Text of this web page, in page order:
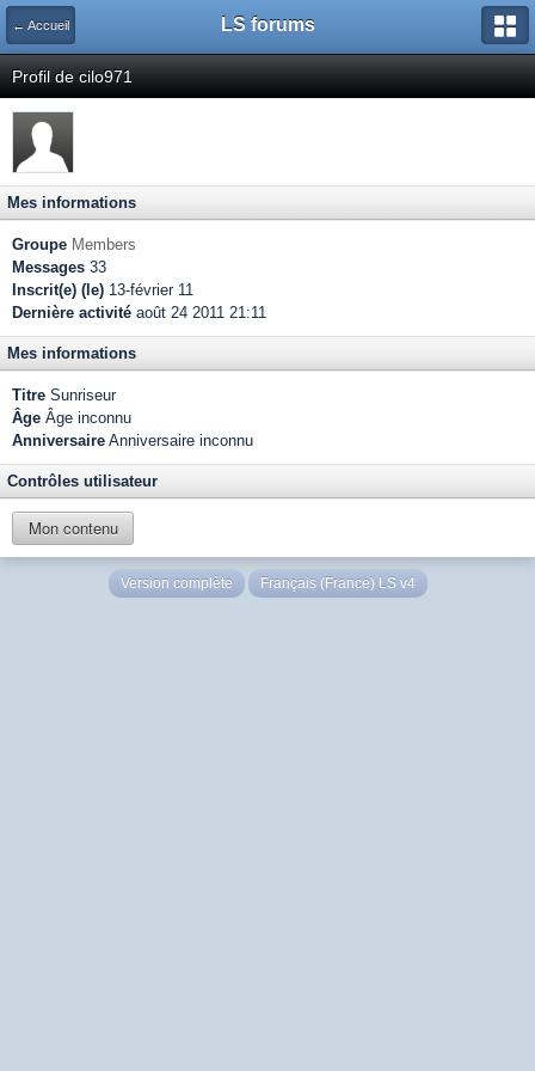
← Accueil LS forums
Profil de cilo971
Mes informations
Groupe Members
Messages 33
Inscrit(e) (le) 13-février 11
Dernière activité août 24 2011 21:11
Mes informations
Titre Sunriseur
Âge Âge inconnu
Anniversaire Anniversaire inconnu
Contrôles utilisateur
Mon contenu
Version complète Français (France) LS v4